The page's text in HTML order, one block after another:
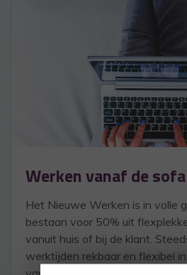
Werken vanaf de sofa
Het Nieuwe Werken is in volle
bestaan voor 50% uit
vanuit huis of bij de klant.
werktijden rekbaar en flexibel